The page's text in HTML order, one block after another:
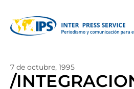
7 de octubre, 1995
/